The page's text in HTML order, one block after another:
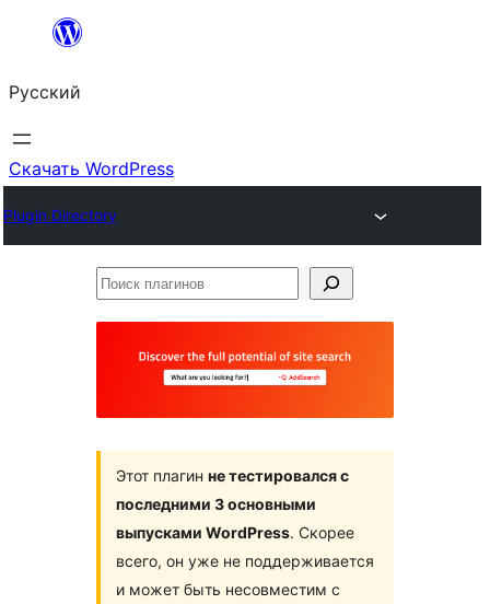
Перейти
содержимому
Русский
Скачать WordPress
Plugin Directory
Поиск
Этот плагин не тестировался с
последними 3 основными
выпусками WordPress. Скорее
всего, он уже не поддерживается
и может быть несовместим с